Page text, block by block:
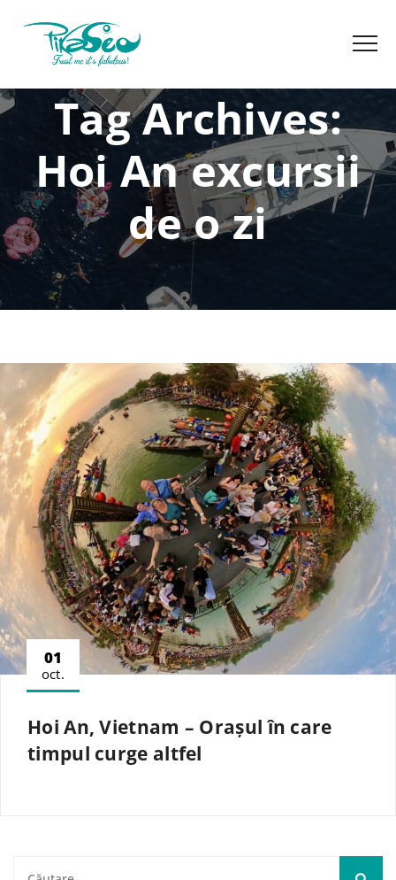
Tag Archives:
Hoi An excursii
de o zi
01
oct.
Hoi An, Vietnam – Orașul în care
timpul curge altfel